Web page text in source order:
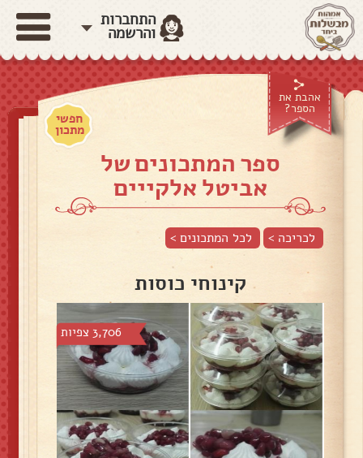
התחברות
והרשמה
אהבת את
הספר?
חפשי
מתכון
ספר המתכונים של
אביטל אלקייים
לכריכה > לכל המתכונים >
קינוחי כוסות
3,706 צפיות